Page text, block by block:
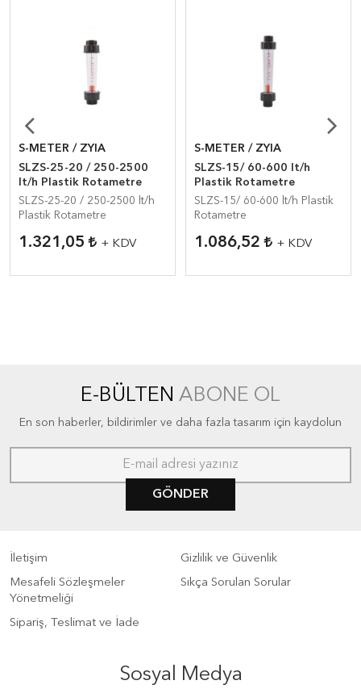
S-METER / ZYIA
SLZS-25-20 / 250-2500
lt/h Plastik Rotametre
SLZS-25-20 / 250-2500 lt/h
Plastik Rotametre
1.321,05 + KDV
S-METER / ZYIA
SLZS-15/ 60-600 lt/h
Plastik Rotametre
SLZS-15/ 60-600 lt/h Plastik
Rotametre
1.086,52 + KDV
E-BÜLTEN ABONE OL
En son haberler, bildirimler ve daha fazla tasarım için kaydolun
GÖNDER
İletişim
Gizlilik ve Güvenlik
Mesafeli Sözleşmeler
Yönetmeliği
Sıkça Sorulan Sorular
Sipariş, Teslimat ve İade
Sosyal Medya